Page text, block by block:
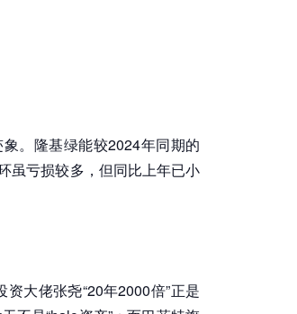
。隆基绿能较2024年同期的
虽亏损较多，但同比上年已小
大佬张尧“20年2000倍”正是